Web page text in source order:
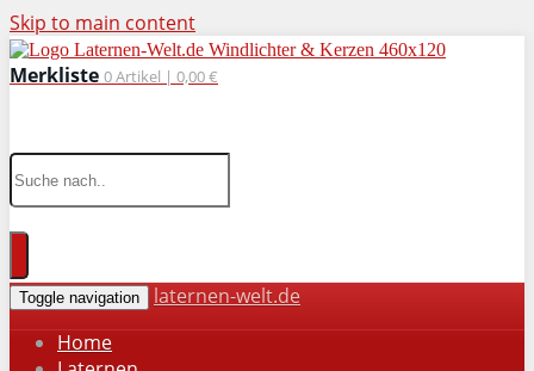
Skip to main content
Merkliste 0Artikel | 0,00 €
Toggle navigation
laternen-welt.de
Home